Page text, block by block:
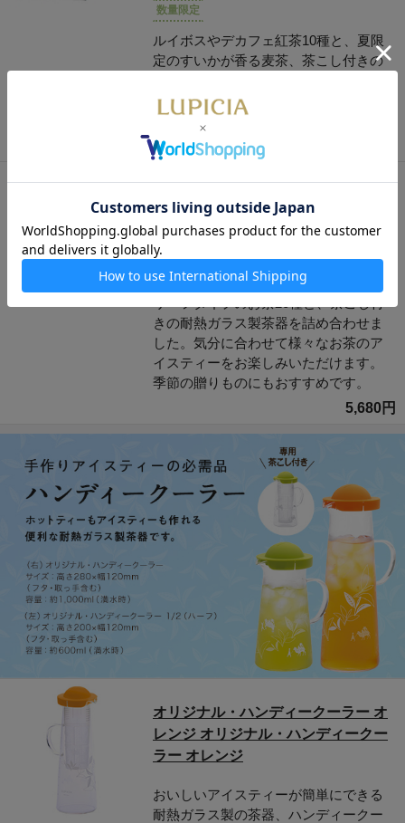
数量限定
ルイボスやデカフェ紅茶10種と、夏限
定のすいかが香る麦茶、茶こし付きの
た。暑い夏のひとやすみの時間に嬉し
い、アイスティーの贈りものです。
「サマーリゾート」
20種のアイスティーを楽しめる。
数量限定
きの耐熱ガラス製茶器を詰め合わせま
した。気分に合わせて様々なお茶のア
イスティーをお楽しみいただけます。
季節の贈りものにもおすすめです。
5,680円
オリジナル・ハンディークーラー オ
レンジ オリジナル・ハンディークー
ラー オレンジ
おいしいアイスティーが簡単にできる
耐熱ガラス製の茶器、ハンディークー